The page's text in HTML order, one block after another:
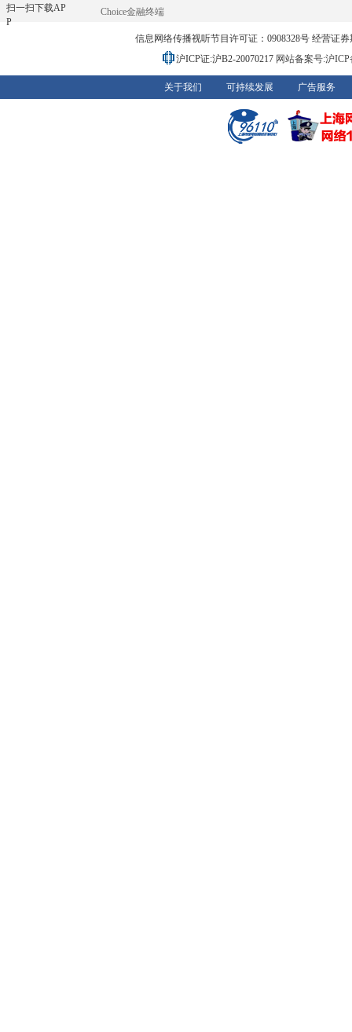
扫一扫下载AP
P
Choice金融终端
信息网络传播视听节目许可证：0908328号 经营证
沪ICP证:沪B2-20070217 网站备案号:沪
关于我们 可持续发展 广告服务